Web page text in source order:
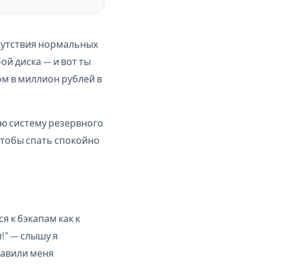
нормальных
диска — и вот ты
в миллион рублей в
систему резервного
спать спокойно
к бэкапам как к
— слышу я
меня